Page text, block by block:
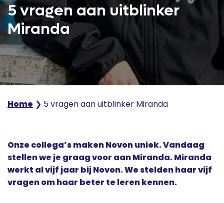
5 vragen aan uitblinker
Miranda
Home ❯ 5 vragen aan uitblinker Miranda
Onze collega’s maken Novon uniek. Vandaag
stellen we je graag voor aan Miranda.Miranda
werkt al vijf jaar bij Novon. We stelden haar vijf
vragen om haar beter te leren kennen.